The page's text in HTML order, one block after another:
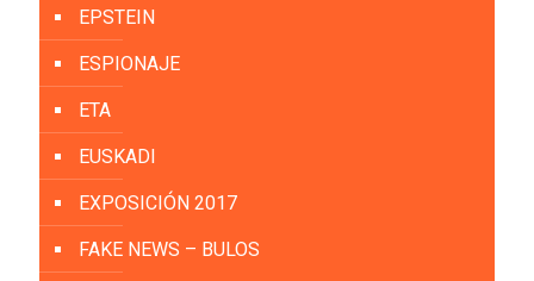
EPSTEIN
ESPIONAJE
ETA
EUSKADI
EXPOSICIÓN 2017
FAKE NEWS – BULOS